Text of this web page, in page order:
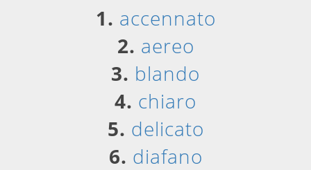
1. accennato
2. aereo
3. blando
4. chiaro
5. delicato
6. diafano